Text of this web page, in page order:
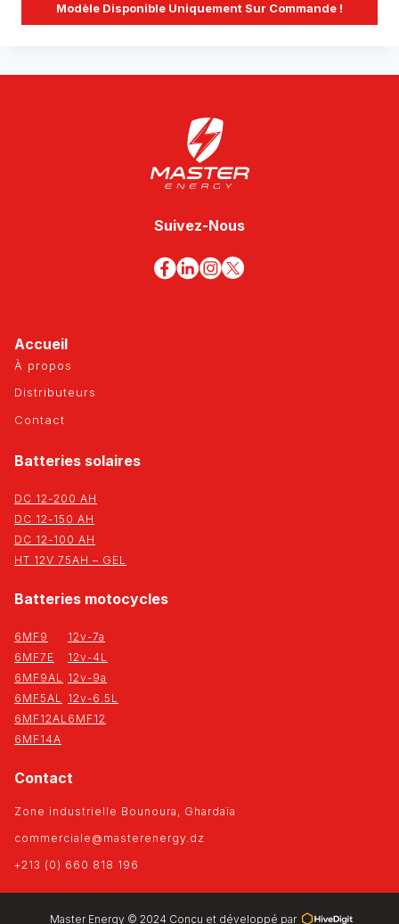
Modèle Disponible Uniquement Sur Commande !
Suivez-Nous
Accueil
À propos
Distributeurs
Contact
Batteries solaires
DC 12-200 AH
DC 12-150 AH
DC 12-100 AH
HT 12V 75AH – GEL
Batteries motocycles
6MF9
6MF7E
6MF9AL
6MF5AL
6MF12AL
6MF14A
12v-7a
12v-4L
12v-9a
12v-6.5L
6MF12
Contact
Zone industrielle Bounoura, Ghardaïa
commerciale@masterenergy.dz
+213 (0) 660 818 196
Master Energy © 2024 Conçu et développé par